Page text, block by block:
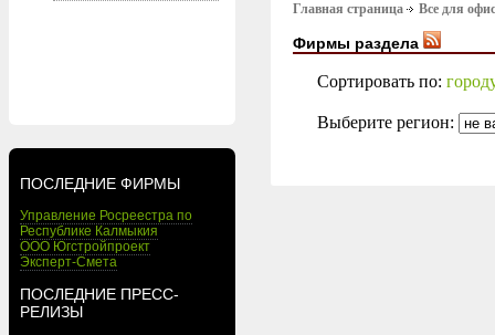
ПОСЛЕДНИЕ ФИРМЫ
Управление Росреестра по
Республике Калмыкия
ООО Югстройпроект
Эксперт-Смета
ПОСЛЕДНИЕ ПРЕСС-
РЕЛИЗЫ
Главная страница Все для
Фирмы раздела
Сортировать по:
Выберите регион: